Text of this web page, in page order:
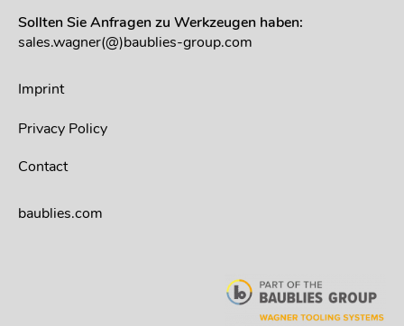
Sollten Sie Anfragen zu Werkzeugen haben:
sales.wagner(@)baublies-group.com
Imprint
Privacy Policy
Contact
baublies.com